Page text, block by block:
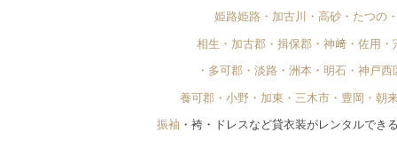
姫路姫路・加古川・高砂・たつの
相生・加古郡・揖保郡・神﨑・佐用・
・多可郡・淡路・洲本・明石・神戸西
養可郡・小野・加東・三木市・豊岡・
振袖 ・袴・ドレスなど貸衣装がレンタルでき